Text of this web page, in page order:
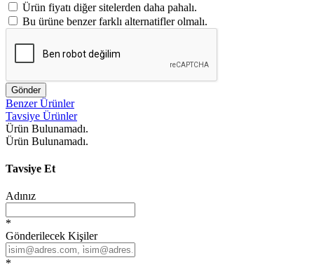
Ürün fiyatı diğer sitelerden daha pahalı.
Bu ürüne benzer farklı alternatifler olmalı.
Gönder
Benzer Ürünler
Tavsiye Ürünler
Ürün Bulunamadı.
Ürün Bulunamadı.
Tavsiye Et
Adınız
*
Gönderilecek Kişiler
*